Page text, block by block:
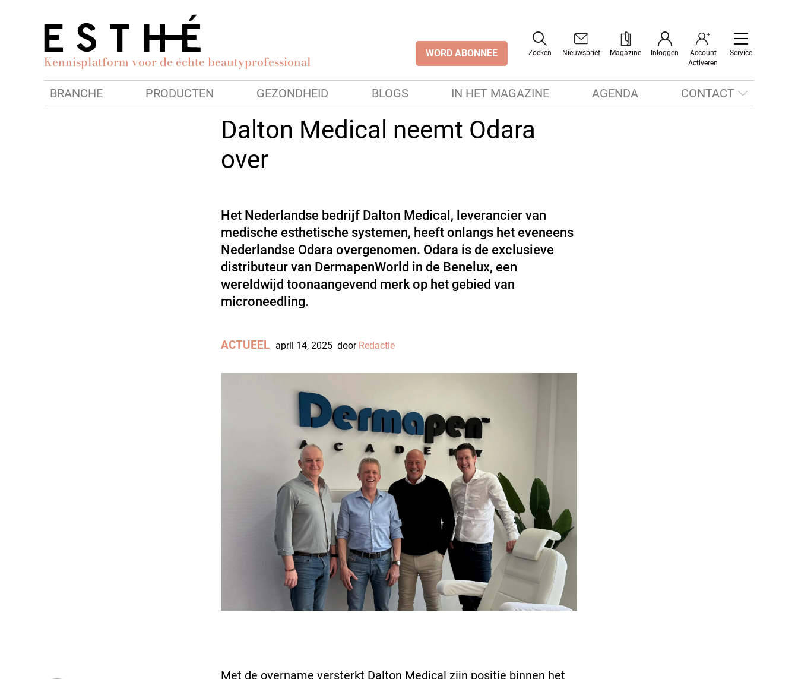
Kennisplatform voor de échte beautyprofessional WORD ABONNEE Zoeken Nieuwsbrief Magazine Inloggen
Account
Activeren
Service
BRANCHE PRODUCTEN GEZONDHEID BLOGS IN HET MAGAZINE AGENDA CONTACT
Dalton Medical neemt Odara
over
Het Nederlandse bedrijf Dalton Medical, leverancier van
medische esthetische systemen, heeft onlangs het eveneens
Nederlandse Odara overgenomen. Odara is de exclusieve
distributeur van DermapenWorld in de Benelux, een
wereldwijd toonaangevend merk op het gebied van
microneedling.
ACTUEEL april 14, 2025 door Redactie
Met de overname versterkt Dalton Medical zijn positie binnen het